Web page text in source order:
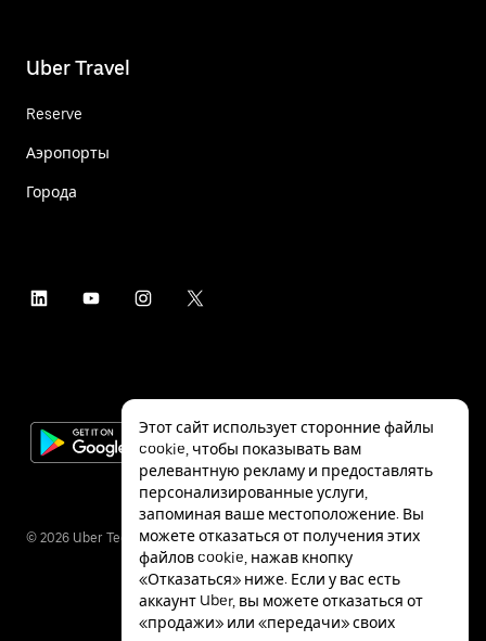
Uber Travel
Reserve
Аэропорты
Города
© 2026 Uber Technologies Inc.
Этот сайт использует сторонние файлы
cookie, чтобы показывать вам
релевантную рекламу и предоставлять
персонализированные услуги,
запоминая ваше местоположение. Вы
можете отказаться от получения этих
файлов cookie, нажав кнопку
«Отказаться» ниже. Если у вас есть
аккаунт Uber, вы можете отказаться от
«продажи» или «передачи» своих